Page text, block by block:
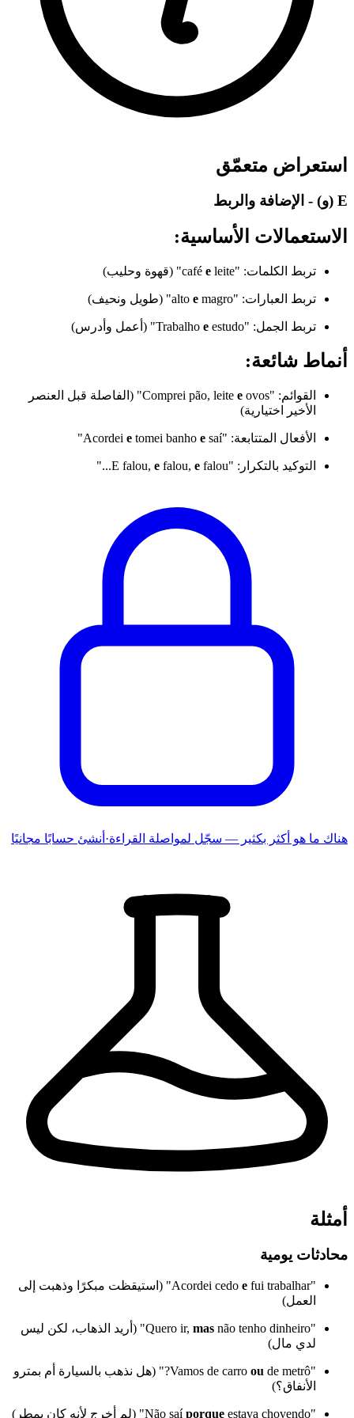
استعراض متعمّق
E (و) - الإضافة والربط
الاستعمالات الأساسية:
تربط الكلمات: "café e leite" (قهوة وحليب)
تربط العبارات: "alto e magro" (طويل ونحيف)
تربط الجمل: "Trabalho e estudo" (أعمل وأدرس)
أنماط شائعة:
القوائم: "Comprei pão, leite e
ovos" (الفاصلة قبل العنصر
الأخير اختيارية)
الأفعال المتتابعة: "Acordei e tomei banho e saí"
التوكيد بالتكرار: "E falou, e falou, e falou..."
هناك ما هو أكثر بكثير — سجّل لمواصلة القراءة· أنشئ حسابًا مجانيًا
أمثلة
محادثات يومية
"Acordei cedo
e
fui trabalhar" (استيقظت مبكرًا وذهبت إلى
العمل)
"Quero ir,
mas
não tenho dinheiro" (أريد الذهاب، لكن ليس
لدي مال)
"Vamos de carro
ou
de metrô?" (هل نذهب بالسيارة أم بمترو
الأنفاق؟)
"Não saí
porque estava chovendo" (لم أخرج لأنه كان يمطر)